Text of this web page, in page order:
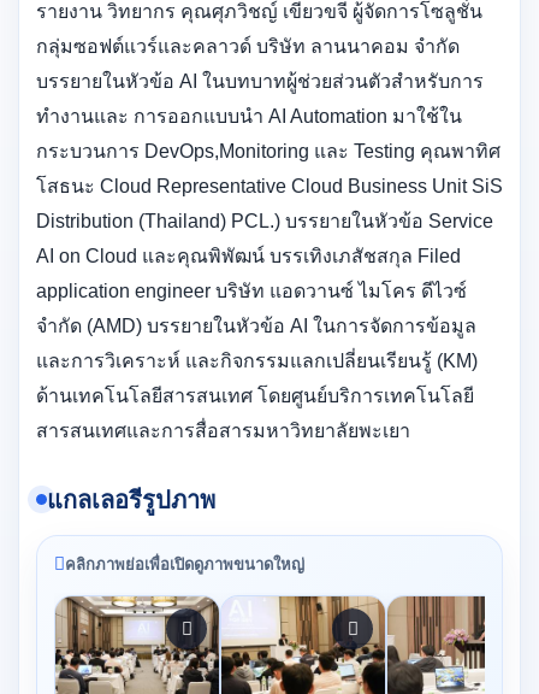
รายงาน วิทยากร คุณศุภวิชญ์ เขียวขจี ผู้จัดการโซลูชั่น
กลุ่มซอฟต์แวร์และคลาวด์ บริษัท ลานนาคอม จำกัด
บรรยายในหัวข้อ AI ในบทบาทผู้ช่วยส่วนตัวสำหรับการ
ทำงานและ การออกแบบนำ AI Automation มาใช้ใน
กระบวนการ DevOps,Monitoring และ Testing คุณพาทิศ
โสธนะ Cloud Representative Cloud Business Unit SiS
Distribution (Thailand) PCL.) บรรยายในหัวข้อ Service
AI on Cloud และคุณพิพัฒน์ บรรเทิงเภสัชสกุล Filed
application engineer บริษัท แอดวานซ์ ไมโคร ดีไวซ์
จำกัด (AMD) บรรยายในหัวข้อ AI ในการจัดการข้อมูล
และการวิเคราะห์ และกิจกรรมแลกเปลี่ยนเรียนรู้ (KM)
ด้านเทคโนโลยีสารสนเทศ โดยศูนย์บริการเทคโนโลยี
สารสนเทศและการสื่อสารมหาวิทยาลัยพะเยา
แกลเลอรีรูปภาพ
คลิกภาพย่อเพื่อเปิดดูภาพขนาดใหญ่